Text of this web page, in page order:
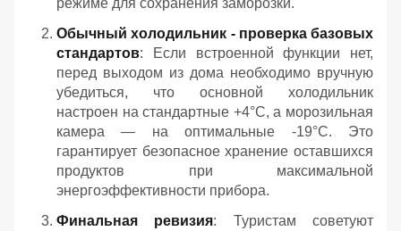
Обычный холодильник - проверка базовых
стандартов: Если встроенной функции нет,
перед выходом из дома необходимо вручную
убедиться, что основной холодильник
настроен на стандартные +4°C, а морозильная
камера — на оптимальные -19°C. Это
гарантирует безопасное хранение оставшихся
продуктов при максимальной
энергоэффективности прибора.
Финальная ревизия: Туристам советуют